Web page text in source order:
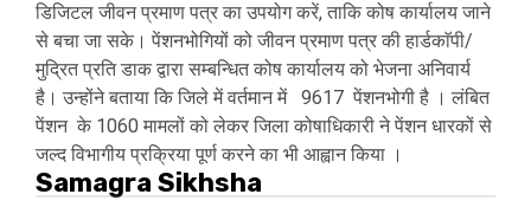
डिजिटल जीवन प्रमाण पत्र का उपयोग करें, ताकि कोष कार्यालय जाने
से बचा जा सके। पेंशनभोगियों को जीवन प्रमाण पत्र की हार्डकाॅपी/
मुद्रित प्रति डाक द्वारा सम्बन्धित कोष कार्यालय को भेजना अनिवार्य
है। उन्होंने बताया कि जिले में वर्तमान में 9617 पेंशनभोगी है । लंबित
पेंशन के 1060 मामलों को लेकर जिला कोषाधिकारी ने पेंशन धारकों से
जल्द विभागीय प्रक्रिया पूर्ण करने का भी आह्वान किया ।
Samagra Sikhsha